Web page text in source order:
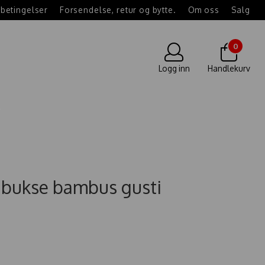
Forsendelse, retur og bytte. Om oss Salg
Logg inn
0
Handlekurv
bambus gusti